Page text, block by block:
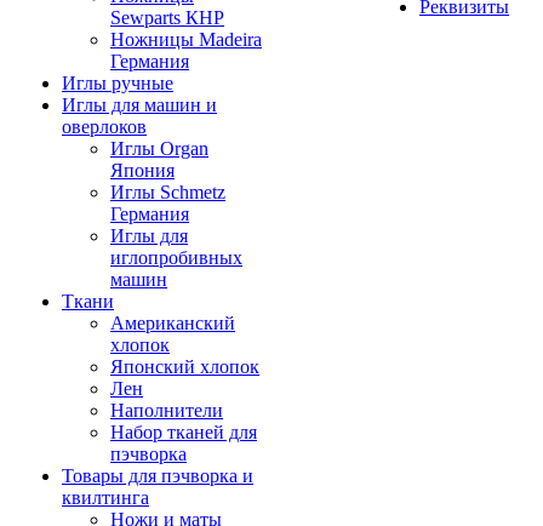
Sewparts КНР
Ножницы Madeira
Германия
Иглы ручные
Иглы для машин и
оверлоков
Иглы Organ
Япония
Иглы Schmetz
Германия
Иглы для
иглопробивных
машин
Ткани
Американский
хлопок
Японский хлопок
Лен
Наполнители
Набор тканей для
пэчворка
Товары для пэчворка и
квилтинга
Ножи и маты
Реквизиты